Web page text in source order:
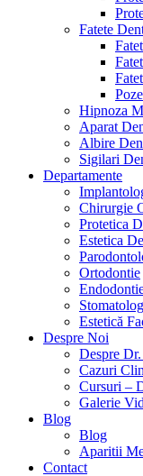
Fatete
Hipnoza
Aparat
Albire
Sigilari
Departamente
Chirurgie
Protetica
Estetica
Ortodontie
Estetică
Despre Noi
Despre
Cazuri
Cursuri –
Galerie
Blog
Blog
Aparitii
Contact